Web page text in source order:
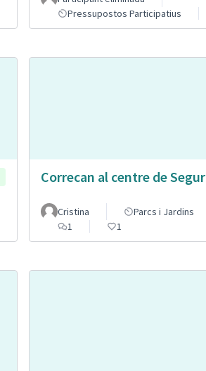
Pressupostos Participatius
Correcan al centre de Segur
Cristina Parcs i Jardins
1
1